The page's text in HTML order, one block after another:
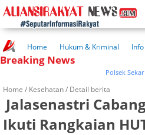
Home Hukum & Kriminal
Kuliner Rakyat
Wisata Rakyat
Breaking News
Polsek Sekar
Home / Kesehatan/ Detail berita
Jalasenastri
Ikuti Rangkaian